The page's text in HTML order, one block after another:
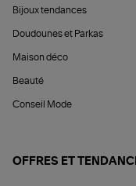
Bijoux tendances
Doudounes et Parkas
Maison déco
Beauté
Conseil Mode
OFFRES ET